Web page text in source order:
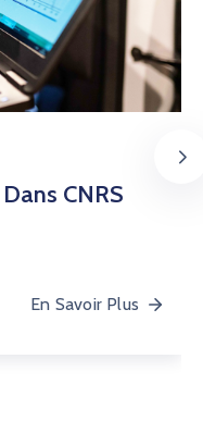
CNRS
En Savoir Plus